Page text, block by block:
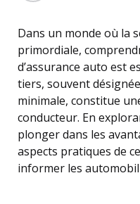
Dans un monde où la
primordiale,
d’assurance auto est
tiers, souvent
minimale, constitue
conducteur. En
plonger dans les
aspects pratiques de
informer les